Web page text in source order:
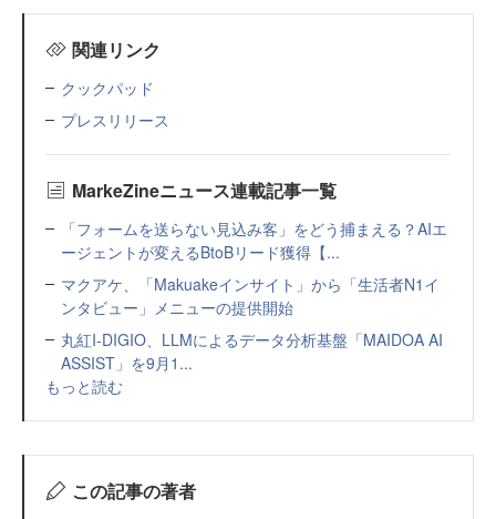
関連リンク
クックパッド
プレスリリース
MarkeZineニュース連載記事一覧
「フォームを送らない見込み客」をどう捕まえる？AIエ
ージェントが変えるBtoBリード獲得【...
マクアケ、「Makuakeインサイト」から「生活者N1イ
ンタビュー」メニューの提供開始
丸紅I-DIGIO、LLMによるデータ分析基盤「MAIDOA AI
ASSIST」を9月1...
もっと読む
この記事の著者